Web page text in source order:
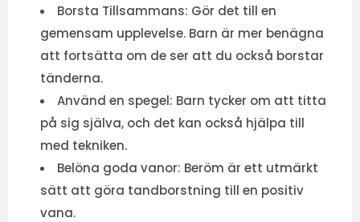
Borsta Tillsammans: Gör det till en
gemensam upplevelse. Barn är mer benägna
att fortsätta om de ser att du också borstar
tänderna.
Använd en spegel: Barn tycker om att titta
på sig själva, och det kan också hjälpa till
med tekniken.
Belöna goda vanor: Beröm är ett utmärkt
sätt att göra tandborstning till en positiv
vana.